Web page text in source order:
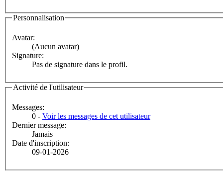
Personnalisation
Avatar:
(Aucun avatar)
Signature:
Pas de signature dans le profil.
Activité de l'utilisateur
Messages:
0 - Voir les messages de cet utilisateur
Dernier message:
Jamais
Date d'inscription:
09-01-2026